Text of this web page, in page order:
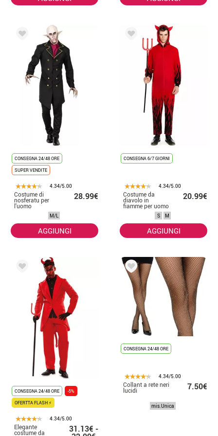
CONSEGNA 24/48 ORE
SUPER VENDITE
4.34/5.00
Costume di
nosferatu per
l'uomo
28.99€
M/L
AGGIUNGI
CONSEGNA 6/7 GIORNI
4.34/5.00
Costume da
diavolo in
fiamme per uomo
20.99€
S M
AGGIUNGI
CONSEGNA 24/48 ORE
-5%
OFERTTA FLASH ⚡
4.34/5.00
Elegante
costume da 31.13€ -
CONSEGNA 24/48 ORE
4.34/5.00
Collant a rete neri
lucidi 7.50€
mis.Unica